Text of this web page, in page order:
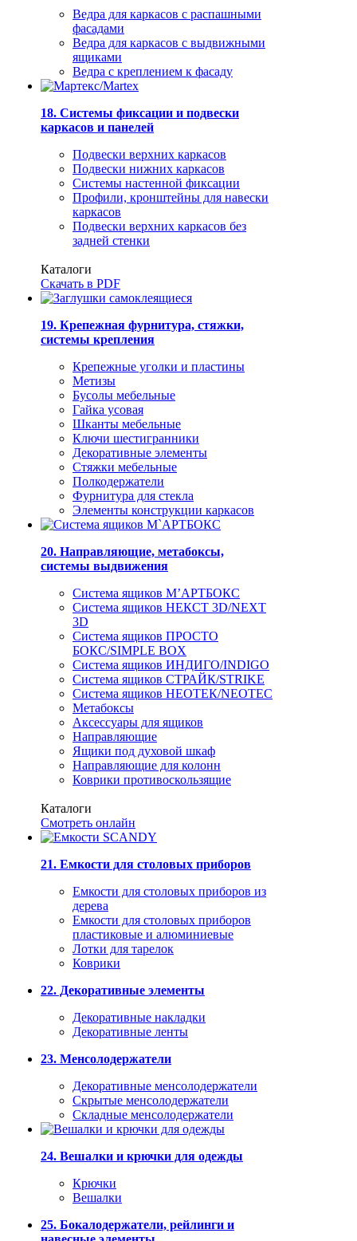
Ведра для каркасов с распашными
фасадами
Ведра для каркасов с выдвижными
ящиками
Ведра с креплением к фасаду
18. Системы фиксации и подвески
каркасов и панелей
Подвески верхних каркасов
Подвески нижних каркасов
Системы настенной фиксации
Профили, кронштейны для навески
каркасов
Подвески верхних каркасов без
задней стенки
Каталоги
Скачать в PDF
19. Крепежная фурнитура, стяжки,
системы крепления
Крепежные уголки и пластины
Метизы
Бусолы мебельные
Гайка усовая
Шканты мебельные
Ключи шестигранники
Декоративные элементы
Стяжки мебельные
Полкодержатели
Фурнитура для стекла
Элементы конструкции каркасов
20. Направляющие, метабоксы,
системы выдвижения
Система ящиков М’АРТБОКС
Система ящиков НЕКСТ 3D/NEXT
3D
Система ящиков ПРОСТО
БОКС/SIMPLE BOX
Система ящиков ИНДИГО/INDIGO
Система ящиков СТРАЙК/STRIKE
Система ящиков НЕОТЕК/NEOTEC
Метабоксы
Аксессуары для ящиков
Направляющие
Ящики под духовой шкаф
Направляющие для колонн
Коврики противоскользящие
Каталоги
Смотреть онлайн
21. Емкости для столовых приборов
Емкости для столовых приборов из
дерева
Емкости для столовых приборов
пластиковые и алюминиевые
Лотки для тарелок
Коврики
22. Декоративные элементы
Декоративные накладки
Декоративные ленты
23. Менсолодержатели
Декоративные менсолодержатели
Скрытые менсолодержатели
Складные менсолодержатели
24. Вешалки и крючки для одежды
Крючки
Вешалки
25. Бокалодержатели, рейлинги и